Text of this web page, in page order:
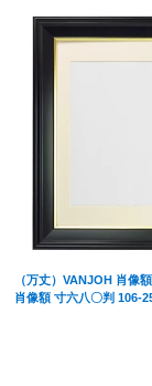
（万丈）VANJOH 肖像
肖像額 寸六八〇判 106-